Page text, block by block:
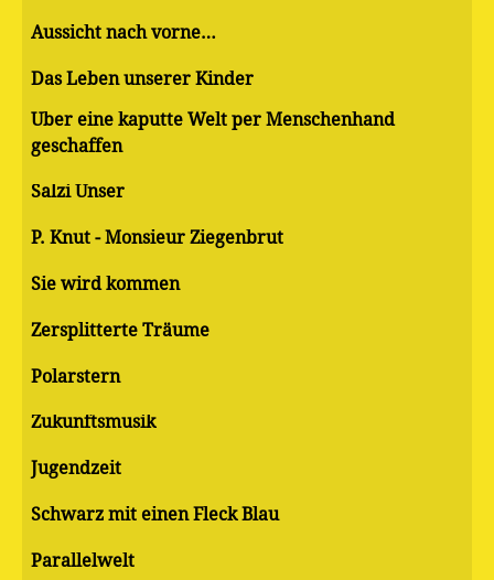
Aussicht nach vorne…
Das Leben unserer Kinder
Über eine kaputte Welt per Menschenhand
geschaffen
Salzi Unser
P. Knut - Monsieur Ziegenbrut
Sie wird kommen
Zersplitterte Träume
Polarstern
Zukunftsmusik
Jugendzeit
Schwarz mit einen Fleck Blau
Parallelwelt